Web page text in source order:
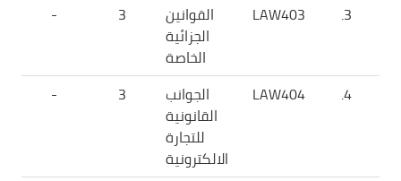
3.
LAW403
القوانين
الجزائية
الخاصة
3
-
4.
LAW404
الجوانب
القانونية
للتجارة
الالكترونية
3
-